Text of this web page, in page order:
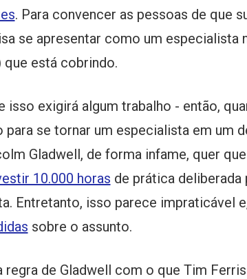
. Para convencer as pessoas de que
se apresentar como um especialista
está cobrindo.
isso exigirá algum trabalho - então,
para se tornar um especialista em um
Gladwell, de forma infame, quer
10.000 horas de prática deliberada
Entretanto, isso parece impraticável
sobre o assunto.
regra de Gladwell com o que Tim